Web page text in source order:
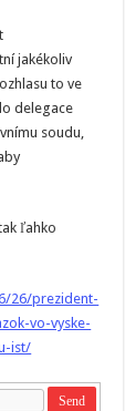
jakékoliv
to ve
delegace
soudu,
ľahko
26/prezident-
vo-vyske-
ist/